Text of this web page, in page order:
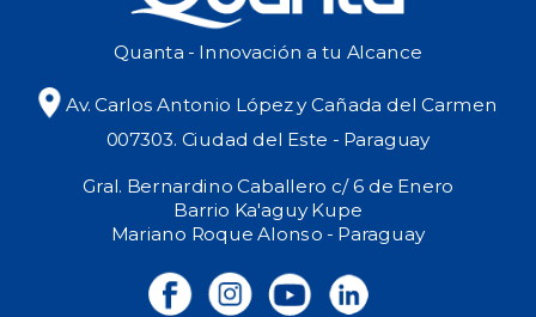
Quanta - Innovación a tu Alcance
Av. Carlos Antonio López y Cañada del Carmen
007303. Ciudad del Este - Paraguay
Gral. Bernardino Caballero c/ 6 de Enero
Barrio Ka'aguy Kupe
Mariano Roque Alonso - Paraguay